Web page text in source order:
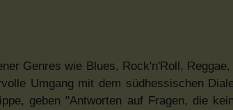
Genres wie Blues, Rock'n'Roll,
Umgang mit dem südhessischen
geben "Antworten auf Fragen, die